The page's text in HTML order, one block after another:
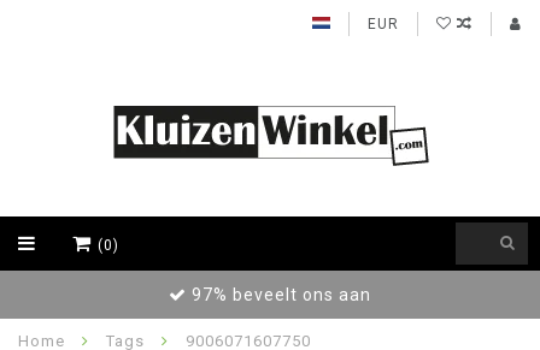
EUR
(0)
97% beveelt ons aan
Home Tags 9006071607750